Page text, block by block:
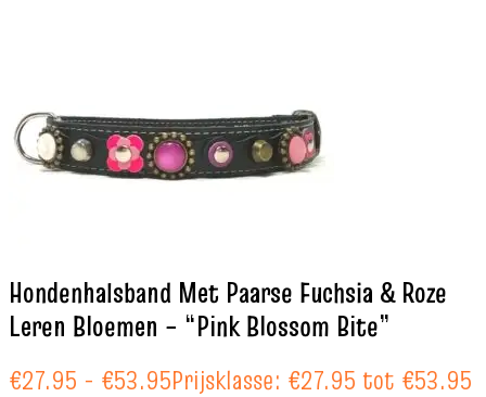
Hondenhalsband Met Paarse Fuchsia & Roze
Leren Bloemen – “Pink Blossom Bite”
€27.95 - €53.95Prijsklasse: €27.95 tot €53.95